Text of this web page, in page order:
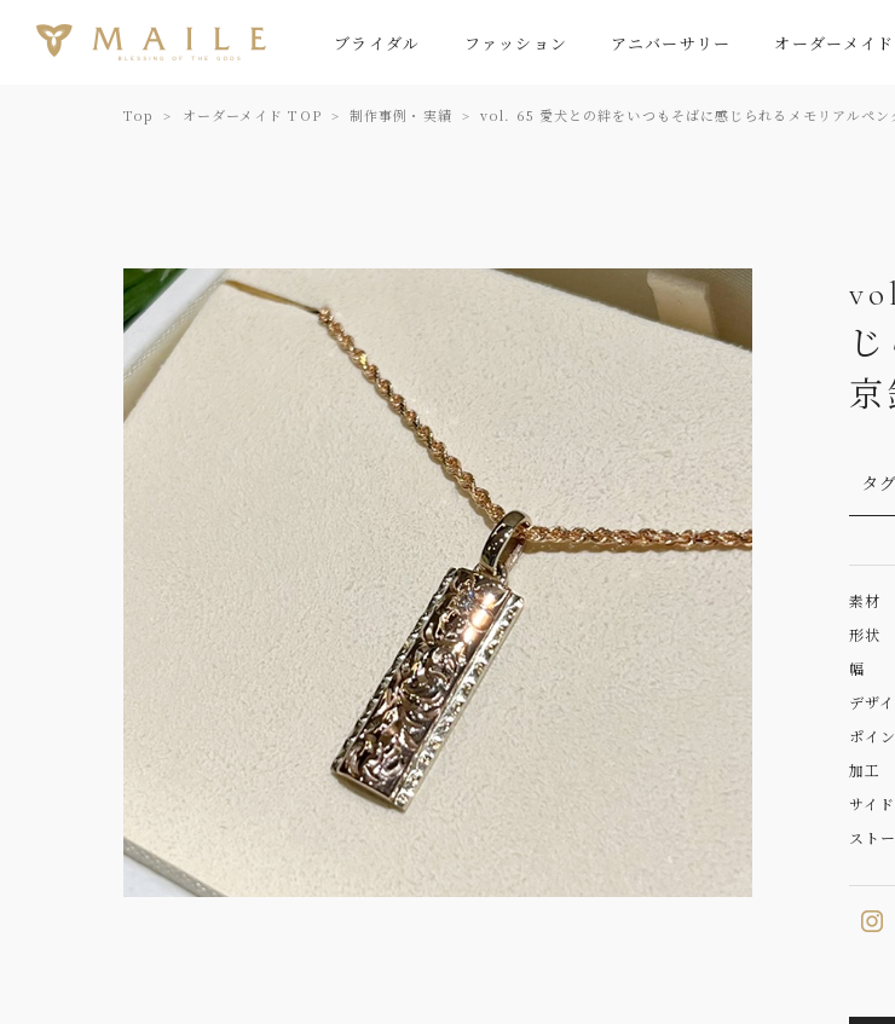
ブライダル ファッション アニバーサリー オーダーメイド
Top オーダーメイド TOP 制作事例・実績 vol. 65 愛犬との絆をいつもそばに感じられるメモリアルペン
京
タ
素材
形状
幅
デザ
ポイ
加工
サイ
スト